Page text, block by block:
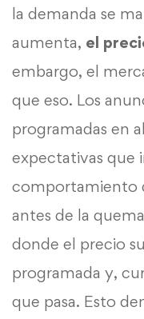
la demanda se
aumenta, el
embargo, el
que eso. Los
programadas en
expectativas que
comportamiento
antes de la
donde el precio
programada y,
que pasa. Esto